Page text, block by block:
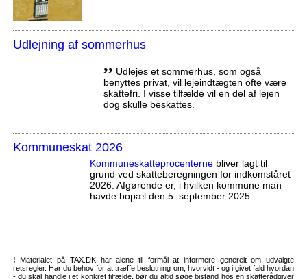
Udlejning af sommerhus
,, Udlejes et sommerhus, som også
benyttes privat, vil lejeindtægten ofte være
skattefri. I visse tilfælde vil en del af lejen
dog skulle beskattes.
Kommuneskat 2026
Kommuneskatte­procenternebliver lagt til
grund ved skatteberegningen for indkomståret
2026. Afgørende er, i hvilken kommune man
havde bopæl den 5. september 2025.
! Materialet på TAX.DK har alene til formål at informere generelt om udvalgte
retsregler. Har du behov for at træffe beslutning om, hvorvidt - og i givet fald hvordan
- du skal handle i et konkret tilfælde, bør du altid søge bistand hos en skatterådgiver